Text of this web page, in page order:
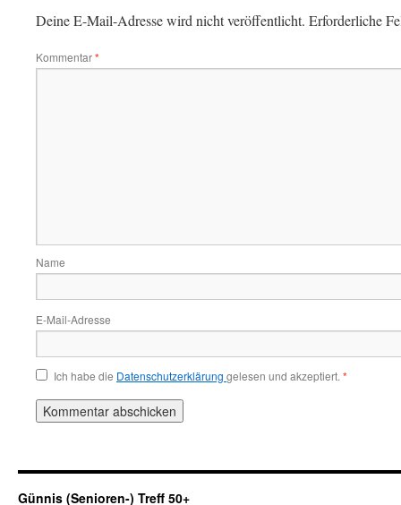
Deine E-Mail-Adresse wird nicht veröffentlicht. Erforderliche
Kommentar*
Name
E-Mail-Adresse
Ich habe die Datenschutzerklärung gelesen und akzeptiert. *
Günnis (Senioren-) Treff 50+